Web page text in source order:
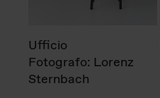
Ufficio
Fotografo: Lorenz
Sternbach